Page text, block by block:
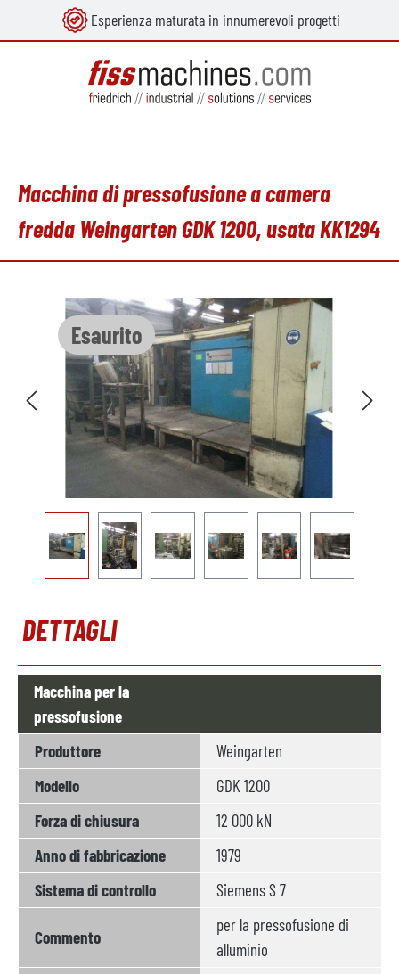
principale Esperienza maturata in innumerevoli progetti
Macchina di pressofusione a camera
fredda Weingarten GDK 1200, usata KK1294
Esaurito
Salta la galleria di immagini
DETTAGLI
Macchina per la
pressofusione
Produttore
Weingarten
Modello
GDK 1200
Forza di chiusura
12 000 kN
Anno di fabbricazione
1979
Sistema di controllo
Siemens S 7
Commento
per la pressofusione di
alluminio